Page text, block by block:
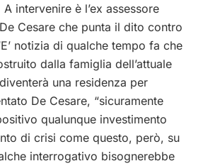
intervenire è l’ex assessore
Cesare che punta il dito contro
notizia di qualche tempo fa che
dalla famiglia dell’attuale
una residenza per
De Cesare, “sicuramente
qualunque investimento
di crisi come questo, però, su
interrogativo bisognerebbe